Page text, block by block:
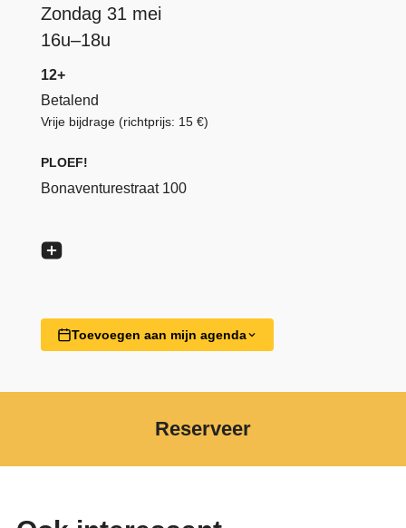
Zondag 31 mei
16u–18u
12+
Betalend
Vrije bijdrage (richtprijs: 15 €)
PLOEF!
Bonaventurestraat 100
Toevoegen aan mijn agenda
Reserveer